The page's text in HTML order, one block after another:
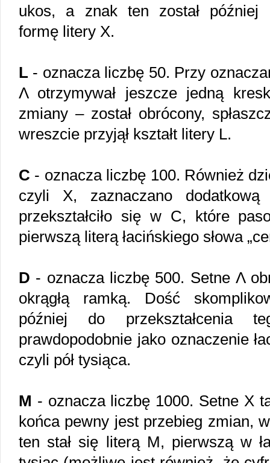
ukos, a znak ten został później
formę litery X.
L - oznacza liczbę 50. Przy
Λ otrzymywał jeszcze jedną
zmiany – został obrócony,
wreszcie przyjął kształt litery L.
C - oznacza liczbę 100. Również
czyli X, zaznaczano
przekształciło się w C, które
pierwszą literą łacińskiego słowa
D - oznacza liczbę 500. Setne Λ
okrągłą ramką. Dość
później do
prawdopodobnie jako oznaczenie
czyli pół tysiąca.
M - oznacza liczbę 1000. Setne X
końca pewny jest przebieg zmian,
ten stał się literą M, pierwszą w